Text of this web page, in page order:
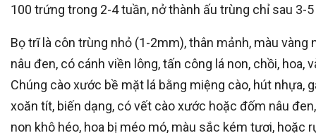
100 trứng trong 2-4 tuần, nở thành ấu trùng chỉ sau 3-5
Bọ trĩ là côn trùng nhỏ (1-2mm), thân mảnh, màu vàng
nâu đen, có cánh viền lông, tấn công lá non, chồi, hoa,
Chúng cào xước bề mặt lá bằng miệng cào, hút nhựa,
xoăn tít, biến dạng, có vết cào xước hoặc đốm nâu
non khô héo, hoa bị méo mó, màu sắc kém tươi, hoặc